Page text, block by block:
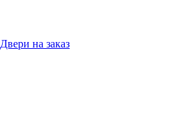
Двери на заказ